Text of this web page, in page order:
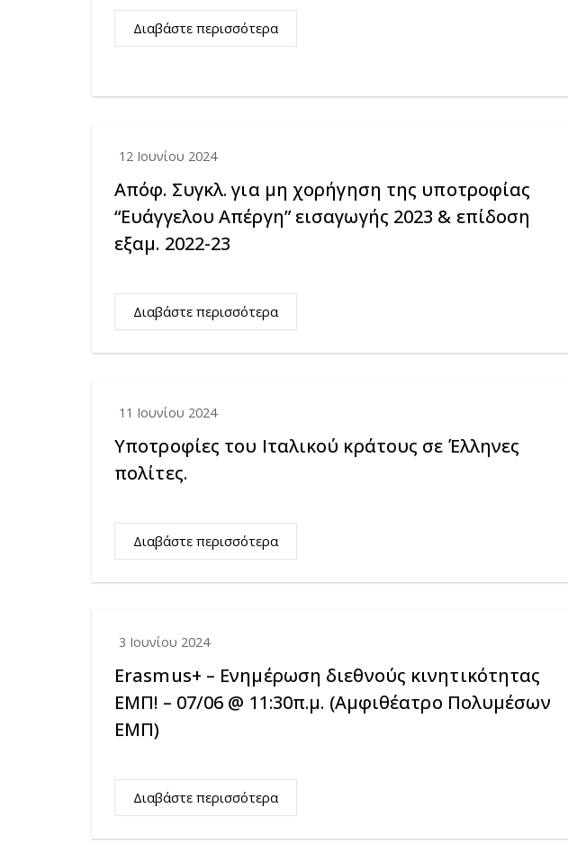
Διαβάστε περισσότερα
12 Ιουνίου 2024
Απόφ. Συγκλ. για μη χορήγηση της υποτροφίας
“Ευάγγελου Απέργη” εισαγωγής 2023 & επίδοση
εξαμ. 2022-23
Διαβάστε περισσότερα
11 Ιουνίου 2024
Υποτροφίες του Ιταλικού κράτους σε Έλληνες
πολίτες.
Διαβάστε περισσότερα
3 Ιουνίου 2024
Erasmus+ – Ενημέρωση διεθνούς κινητικότητας
ΕΜΠ! – 07/06 @ 11:30π.μ. (Αμφιθέατρο Πολυμέσων
ΕΜΠ)
Διαβάστε περισσότερα